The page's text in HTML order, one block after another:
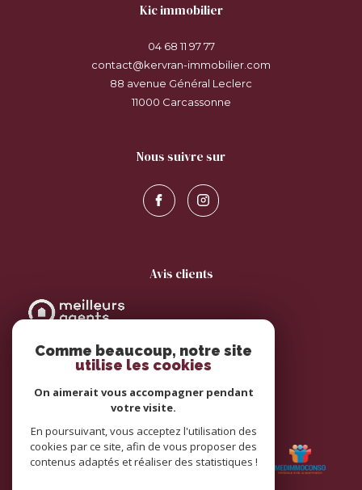
kic immobilier
04 68 11 97 77
contact@kervran-immobilier.com
88 avenue Général Leclerc
11000
carcassonne
nous suivre sur
avis clients
adhérents
Comme beaucoup, notre site
utilise les cookies
On aimerait vous accompagner pendant
votre visite.
En poursuivant, vous acceptez l'utilisation des
cookies par ce site, afin de vous proposer des
contenus adaptés et réaliser des statistiques !